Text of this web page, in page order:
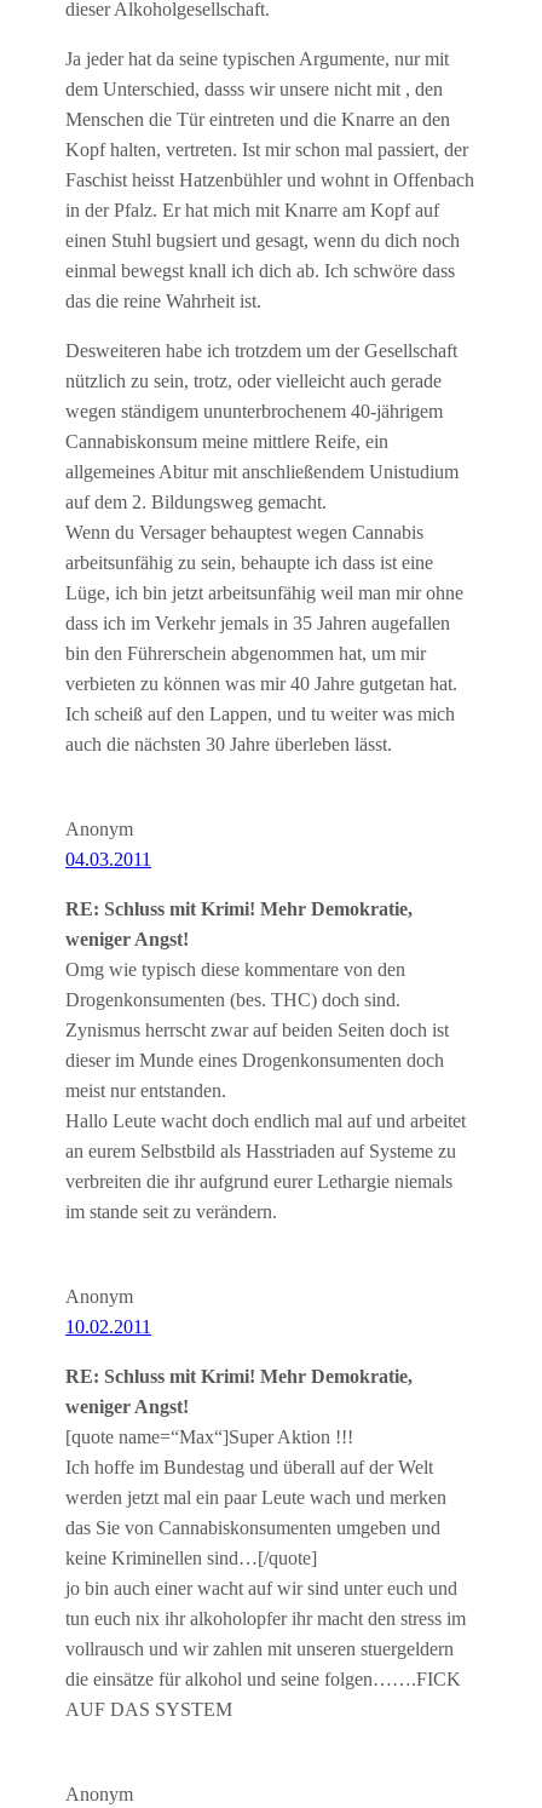
dieser Alkoholgesellschaft.
Ja jeder hat da seine typischen Argumente, nur mit
dem Unterschied, dasss wir unsere nicht mit , den
Menschen die Tür eintreten und die Knarre an den
Kopf halten, vertreten. Ist mir schon mal passiert, der
Faschist heisst Hatzenbühler und wohnt in Offenbach
in der Pfalz. Er hat mich mit Knarre am Kopf auf
einen Stuhl bugsiert und gesagt, wenn du dich noch
einmal bewegst knall ich dich ab. Ich schwöre dass
das die reine Wahrheit ist.
Desweiteren habe ich trotzdem um der Gesellschaft
nützlich zu sein, trotz, oder vielleicht auch gerade
wegen ständigem ununterbrochenem 40-jährigem
Cannabiskonsum meine mittlere Reife, ein
allgemeines Abitur mit anschließendem Unistudium
auf dem 2. Bildungsweg gemacht.
Wenn du Versager behauptest wegen Cannabis
arbeitsunfähig zu sein, behaupte ich dass ist eine
Lüge, ich bin jetzt arbeitsunfähig weil man mir ohne
dass ich im Verkehr jemals in 35 Jahren augefallen
bin den Führerschein abgenommen hat, um mir
verbieten zu können was mir 40 Jahre gutgetan hat.
Ich scheiß auf den Lappen, und tu weiter was mich
auch die nächsten 30 Jahre überleben lässt.
Anonym
04.03.2011
RE: Schluss mit Krimi! Mehr Demokratie,
weniger Angst!
Omg wie typisch diese kommentare von den
Drogenkonsumenten (bes. THC) doch sind.
Zynismus herrscht zwar auf beiden Seiten doch ist
dieser im Munde eines Drogenkonsumenten doch
meist nur entstanden.
Hallo Leute wacht doch endlich mal auf und arbeitet
an eurem Selbstbild als Hasstriaden auf Systeme zu
verbreiten die ihr aufgrund eurer Lethargie niemals
im stande seit zu verändern.
Anonym
10.02.2011
RE: Schluss mit Krimi! Mehr Demokratie,
weniger Angst!
[quote name=“Max“]Super Aktion !!!
Ich hoffe im Bundestag und überall auf der Welt
werden jetzt mal ein paar Leute wach und merken
das Sie von Cannabiskonsumenten umgeben und
keine Kriminellen sind…[/quote]
jo bin auch einer wacht auf wir sind unter euch und
tun euch nix ihr alkoholopfer ihr macht den stress im
vollrausch und wir zahlen mit unseren stuergeldern
die einsätze für alkohol und seine folgen…….FICK
AUF DAS SYSTEM
Anonym